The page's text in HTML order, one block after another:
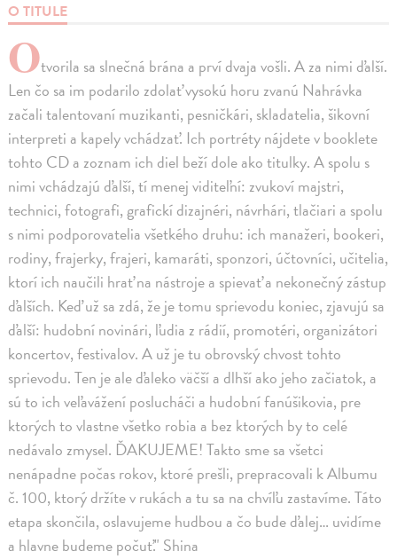
O TITULE
Otvorila sa slnečná brána a prví dvaja vošli. A za nimi ďalší.
Len čo sa im podarilo zdolať vysokú horu zvanú Nahrávka
začali talentovaní muzikanti, pesničkári, skladatelia, šikovní
interpreti a kapely vchádzať. Ich portréty nájdete v booklete
tohto CD a zoznam ich diel beží dole ako titulky. A spolu s
nimi vchádzajú ďalší, tí menej viditeľní: zvukoví majstri,
technici, fotografi, grafickí dizajnéri, návrhári, tlačiari a spolu
s nimi podporovatelia všetkého druhu: ich manažeri, bookeri,
rodiny, frajerky, frajeri, kamaráti, sponzori, účtovníci, učitelia,
ktorí ich naučili hrať na nástroje a spievať a nekonečný zástup
ďalších. Keď už sa zdá, že je tomu sprievodu koniec, zjavujú sa
ďalší: hudobní novinári, ľudia z rádií, promotéri, organizátori
koncertov, festivalov. A už je tu obrovský chvost tohto
sprievodu. Ten je ale ďaleko väčší a dlhší ako jeho začiatok, a
sú to ich veľavážení poslucháči a hudobní fanúšikovia, pre
ktorých to vlastne všetko robia a bez ktorých by to celé
nedávalo zmysel. ĎAKUJEME! Takto sme sa všetci
nenápadne počas rokov, ktoré prešli, prepracovali k Albumu
č. 100, ktorý držíte v rukách a tu sa na chvíľu zastavíme. Táto
etapa skončila, oslavujeme hudbou a čo bude ďalej… uvidíme
a hlavne budeme počuť." Shina